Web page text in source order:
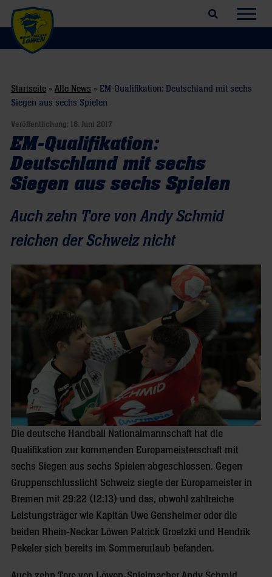
Suchfeld öffnen
Startseite » Alle News » EM-Qualifikation: Deutschland mit sechs
Siegen aus sechs Spielen
Veröffentlichung: 18. Juni 2017
EM-Qualifikation:
Deutschland mit sechs
Siegen aus sechs Spielen
Auch zehn Tore von Andy Schmid
reichen der Schweiz nicht
Die deutsche Handball Nationalmannschaft hat die
Qualifikation zur kommenden Europameisterschaft mit
sechs Siegen aus sechs Spielen abgeschlossen. Gegen
Gruppenschlusslicht Schweiz siegte der Europameister in
Bremen mit 29:22 (12:13) und das, obwohl zahlreiche
Leistungsträger wie Kapitän Uwe Gensheimer oder die
beiden Rhein-Neckar Löwen Patrick Groetzki und Hendrik
Pekeler sich bereits im Sommerurlaub befanden.